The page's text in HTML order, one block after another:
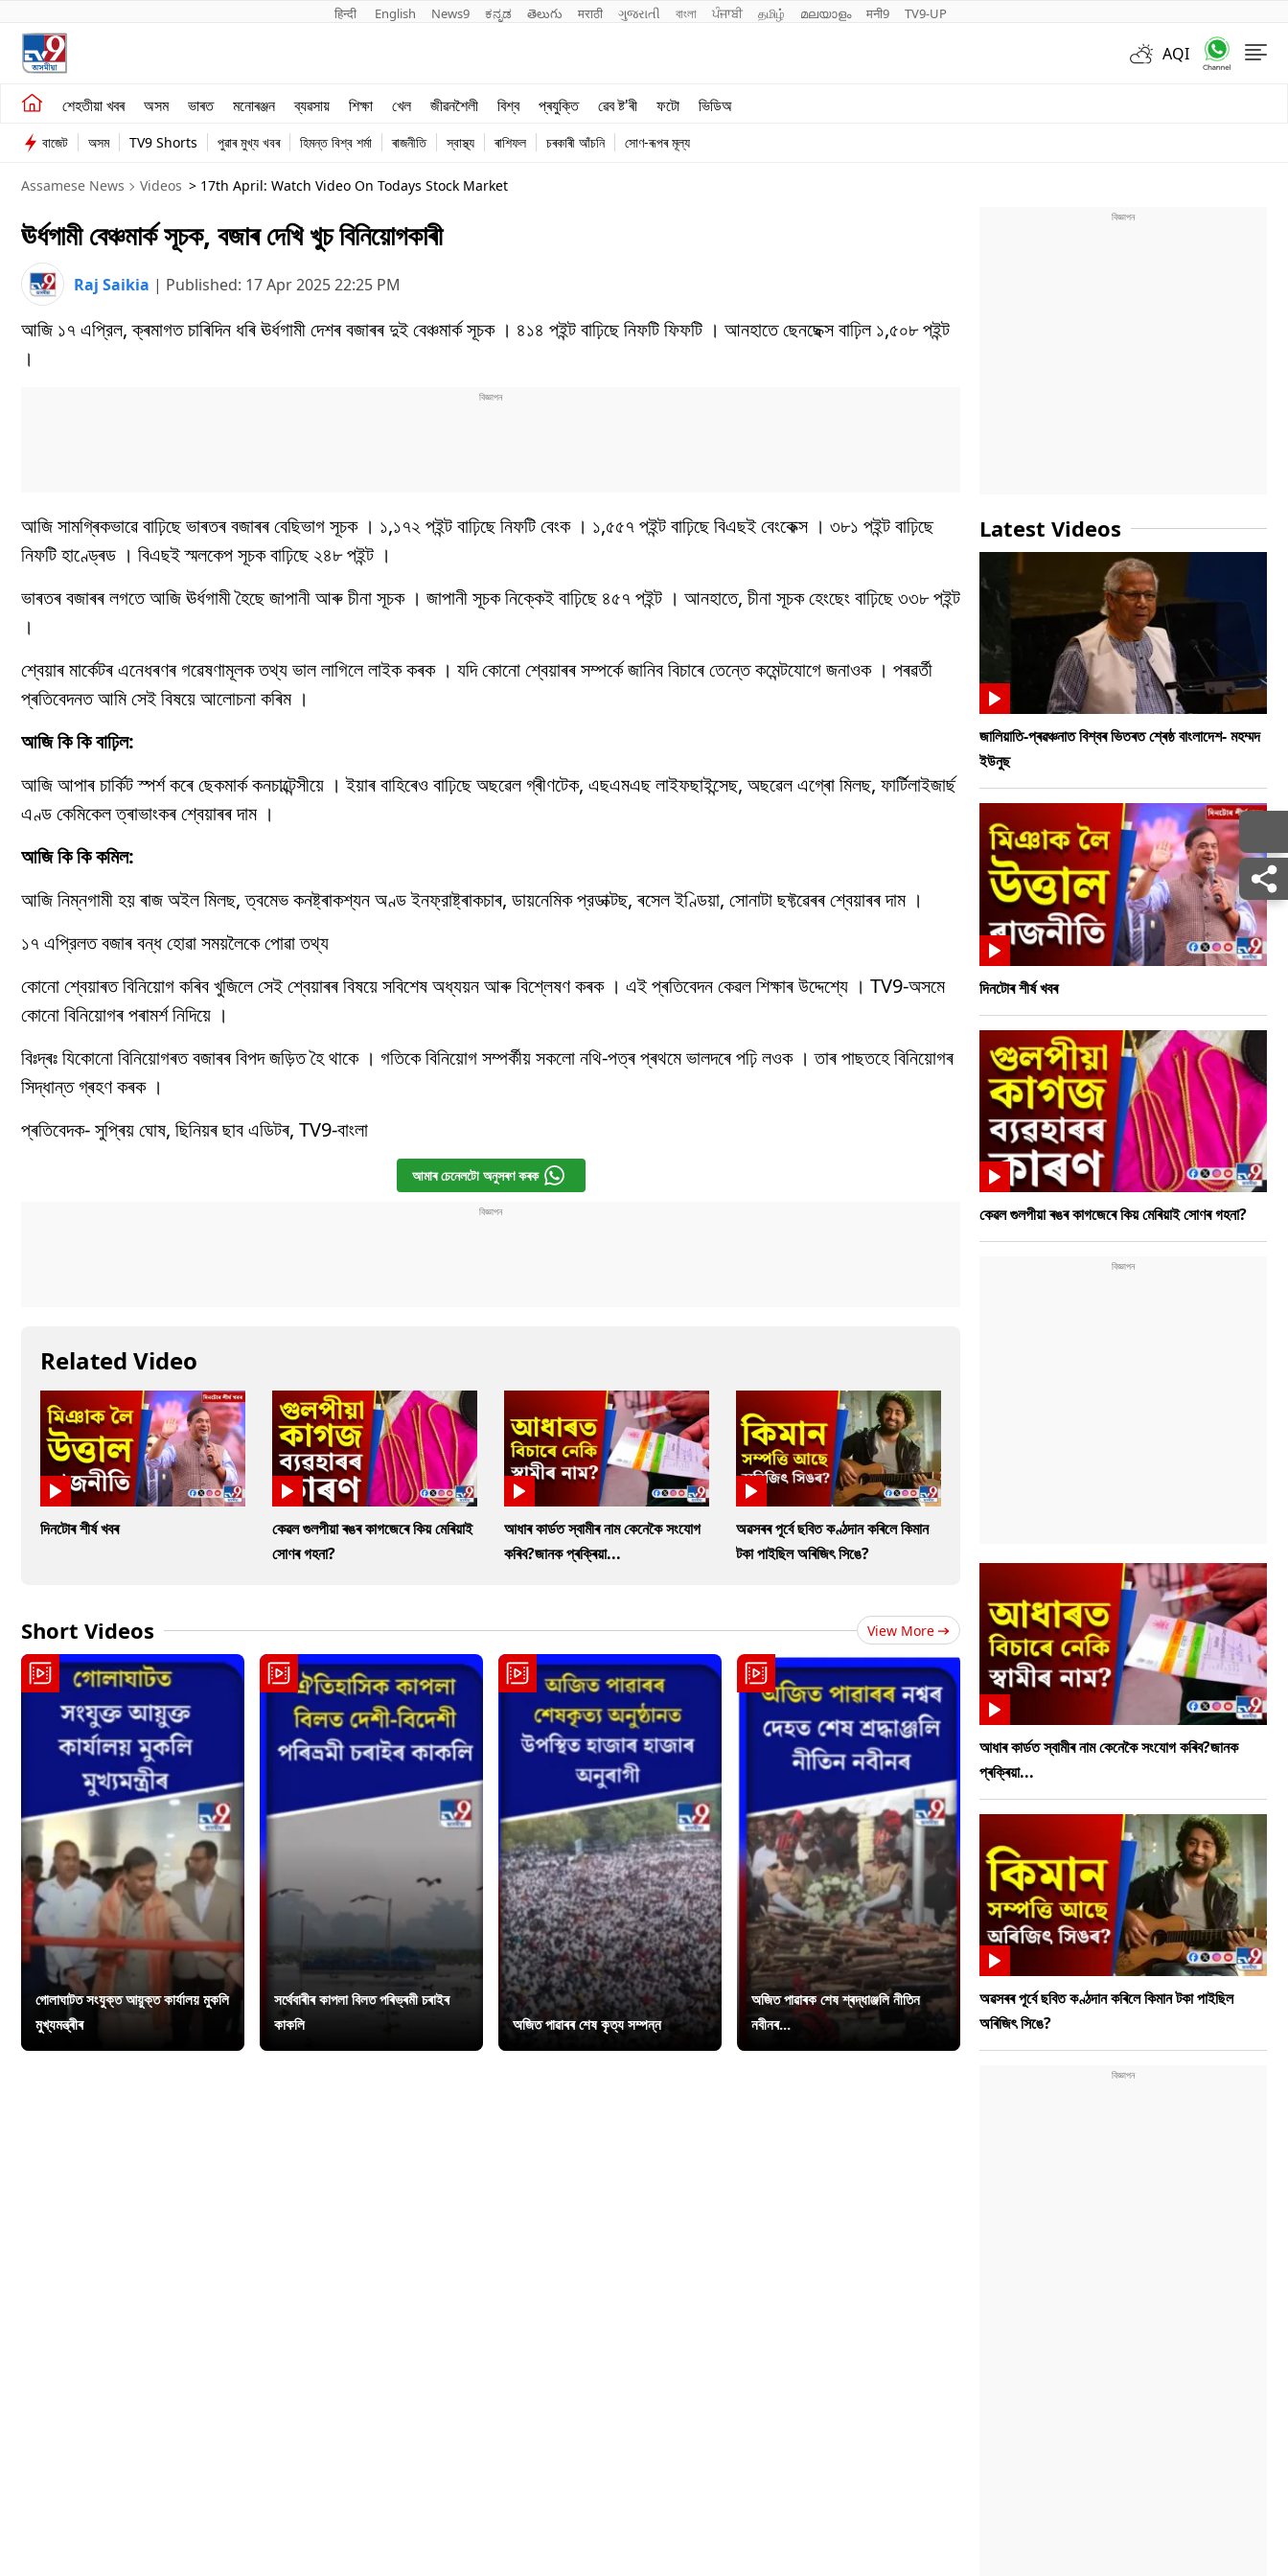
हिन्दी English News9 ಕನ್ನಡ తెలుగు मराठी ગુજરાતી বাংলা ਪੰਜਾਬੀ தமிழ் മലയാളം मनी9 TV9-UP
AQI
শেহতীয়া খবৰ অসম ভাৰত মনোৰঞ্জন ব্যৱসায় শিক্ষা খেল জীৱনশৈলী বিশ্ব প্ৰযুক্তি ৱেব ষ্ট'ৰী ফটো ভিডিঅ
শেহতীয়া খবৰ
অসম
ভাৰত
ব্যৱসায়
খেল
বাজেট অসম TV9 Shorts পুৱাৰ মুখ্য খবৰ হিমন্ত বিশ্ব শৰ্মা ৰাজনীতি স্বাস্থ্য ৰাশিফল চৰকাৰী আঁচনি সোণ-ৰূপৰ মূল্য
Assamese News Videos > 17th April: Watch Video On Todays Stock Market
ঊৰ্ধগামী বেঞ্চমাৰ্ক সূচক, বজাৰ দেখি খুচ বিনিয়োগকাৰী
Raj Saikia | Published: 17 Apr 2025 22:25 PM
আজি ১৭ এপ্রিল, ক্ৰমাগত চাৰিদিন ধৰি ঊৰ্ধগামী দেশৰ বজাৰৰ দুই বেঞ্চমার্ক সূচক । ৪১৪ পইন্ট বাঢ়িছে নিফটি ফিফটি । আনহাতে ছেনছেক্স বাঢ়িল ১,৫০৮ পইন্ট
।
আজি সামগ্ৰিকভাৱে বাঢ়িছে ভাৰতৰ বজাৰৰ বেছিভাগ সূচক । ১,১৭২ পইন্ট বাঢ়িছে নিফটি বেংক । ১,৫৫৭ পইন্ট বাঢ়িছে বিএছই বেংকেক্স । ৩৮১ পইন্ট বাঢ়িছে
নিফটি হাণ্ড্ৰেড । বিএছই স্মলকেপ সূচক বাঢ়িছে ২৪৮ পইন্ট ।
ভাৰতৰ বজাৰৰ লগতে আজি ঊৰ্ধগামী হৈছে জাপানী আৰু চীনা সূচক । জাপানী সূচক নিক্কেই বাঢ়িছে ৪৫৭ পইন্ট । আনহাতে, চীনা সূচক হেংছেং বাঢ়িছে ৩৩৮ পইন্ট
।
শ্বেয়াৰ মার্কেটৰ এনেধৰণৰ গৱেষণামূলক তথ্য ভাল লাগিলে লাইক কৰক । যদি কোনো শ্বেয়াৰৰ সম্পৰ্কে জানিব বিচাৰে তেন্তে কমেন্টযোগে জনাওক । পৰৱৰ্তী
প্ৰতিবেদনত আমি সেই বিষয়ে আলোচনা কৰিম ।
আজি কি কি বাঢ়িল:
আজি আপাৰ চাৰ্কিট স্পৰ্শ কৰে ছেকমাৰ্ক কনচাল্টেন্সীয়ে । ইয়াৰ বাহিৰেও বাঢ়িছে অছৱেল গ্ৰীণটেক, এছএমএছ লাইফছাইন্সেছ, অছৱেল এগ্ৰো মিলছ, ফাৰ্টিলাইজাৰ্ছ
এণ্ড কেমিকেল ত্ৰাভাংকৰ শ্বেয়াৰৰ দাম ।
আজি কি কি কমিল:
আজি নিম্নগামী হয় ৰাজ অইল মিলছ, ত্বমেভ কনষ্ট্ৰাকশ্যন অণ্ড ইনফ্রাষ্ট্ৰাকচাৰ, ডায়নেমিক প্রডাক্টছ, ৰসেল ইণ্ডিয়া, সোনাটা ছফ্টৱেৰৰ শ্বেয়াৰৰ দাম ।
১৭ এপ্রিলত বজাৰ বন্ধ হোৱা সময়লৈকে পোৱা তথ্য
কোনো শ্বেয়াৰত বিনিয়োগ কৰিব খুজিলে সেই শ্বেয়াৰৰ বিষয়ে সবিশেষ অধ্যয়ন আৰু বিশ্লেষণ কৰক । এই প্ৰতিবেদন কেৱল শিক্ষাৰ উদ্দেশ্যে । TV9-অসমে
কোনো বিনিয়োগৰ পৰামৰ্শ নিদিয়ে ।
বিঃদ্ৰঃ যিকোনো বিনিয়োগৰত বজাৰৰ বিপদ জড়িত হৈ থাকে । গতিকে বিনিয়োগ সম্পৰ্কীয় সকলো নথি-পত্ৰ প্ৰথমে ভালদৰে পঢ়ি লওক । তাৰ পাছতহে বিনিয়োগৰ
সিদ্ধান্ত গ্ৰহণ কৰক ।
প্ৰতিবেদক- সুপ্ৰিয় ঘোষ, ছিনিয়ৰ ছাব এডিটৰ, TV9-বাংলা
আমাৰ চেনেলটো অনুসৰণ কৰক
Related Video
দিনটোৰ শীৰ্ষ খবৰ
কেৱল গুলপীয়া ৰঙৰ কাগজেৰে কিয় মেৰিয়াই
সোণৰ গহনা?
আধাৰ কাৰ্ডত স্বামীৰ নাম কেনেকৈ সংযোগ
কৰিব?জানক প্ৰক্ৰিয়া...
অৱসৰৰ পূৰ্বে ছবিত কণ্ঠদান কৰিলে কিমান
টকা পাইছিল অৰিজিৎ সিঙে?
Short Videos View More
গোলাঘাটত সংযুক্ত আয়ুক্ত কাৰ্যালয় মুকলি
মুখ্যমন্ত্ৰীৰ
সৰ্থেবাৰীৰ কাপলা বিলত পৰিভ্ৰমী চৰাইৰ
কাকলি
অজিত পাৱাৰৰ শেষ কৃত্য সম্পন্ন
অজিত পাৱাৰক শেষ শ্ৰদ্ধাঞ্জলি নীতিন
নবীনৰ...
Latest Videos
জালিয়াতি-প্ৰৱঞ্চনাত বিশ্বৰ ভিতৰত শ্ৰেষ্ঠ বাংলাদেশ- মহম্মদ
ইউনুছ
দিনটোৰ শীৰ্ষ খবৰ
কেৱল গুলপীয়া ৰঙৰ কাগজেৰে কিয় মেৰিয়াই সোণৰ গহনা?
আধাৰ কাৰ্ডত স্বামীৰ নাম কেনেকৈ সংযোগ কৰিব?জানক
প্ৰক্ৰিয়া...
অৱসৰৰ পূৰ্বে ছবিত কণ্ঠদান কৰিলে কিমান টকা পাইছিল
অৰিজিৎ সিঙে?